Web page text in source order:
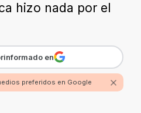
hizo nada por el
en
preferidos en Google